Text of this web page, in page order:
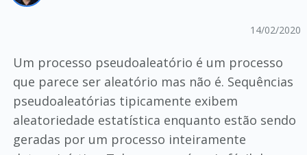
14/02/2020
Um processo pseudoaleatório é um processo
que parece ser aleatório mas não é. Sequências
pseudoaleatórias tipicamente exibem
aleatoriedade estatística enquanto estão sendo
geradas por um processo inteiramente